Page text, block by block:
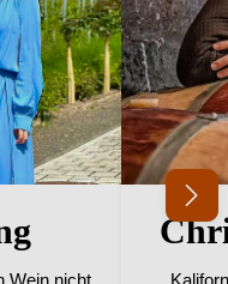
Wein nicht